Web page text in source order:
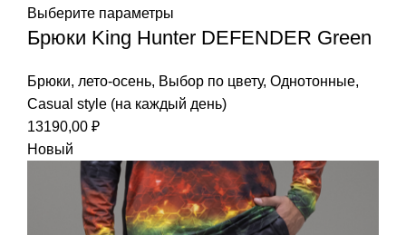
Выберите параметры
Брюки King Hunter DEFENDER Green
Брюки, лето-осень, Выбор по цвету, Однотонные,
Casual style (на каждый день)
13190,00 ₽
Новый